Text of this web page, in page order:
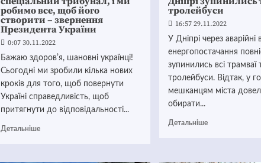
робимо все, щоб його
створити – звернення
Президента України
0:07 30.11.2022
Бажаю здоровʼя, шановні українці!
Сьогодні ми зробили кілька нових
кроків для того, щоб повернути
Україні справедливість, щоб
притягнути до відповідальності...
Детальніше
тролейбуси
16:57 29.11.2022
У Дніпрі через аварійні
енергопостачання
зупинились всі трамваї
тролейбуси. Відтак, у
мешканцям міста
обирати...
Детальніше